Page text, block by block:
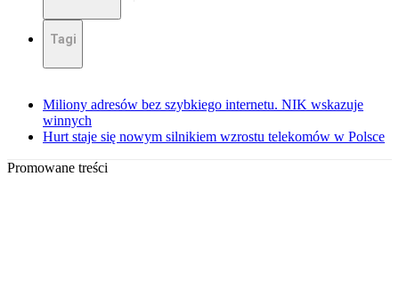
Tagi
Miliony adresów bez szybkiego internetu. NIK wskazuje
winnych
Hurt staje się nowym silnikiem wzrostu telekomów w Polsce
Promowane treści